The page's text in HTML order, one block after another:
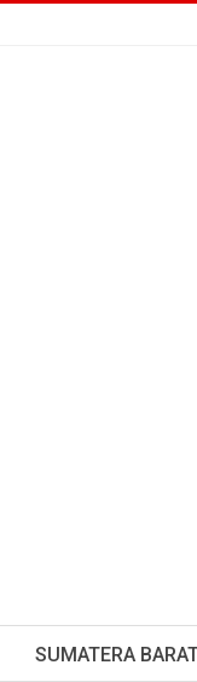
SUMATERA